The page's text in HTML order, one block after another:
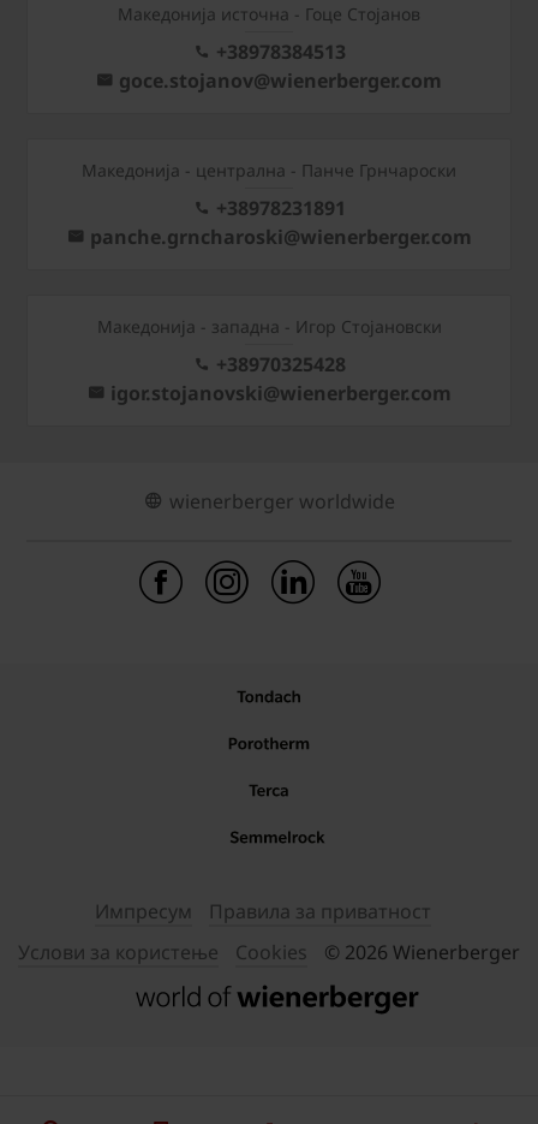
Македонија источна - Гоце Стојанов
+38978384513
goce.stojanov@wienerberger.com
Mакедонија - централна - Панче Грнчароски
+38978231891
panche.grncharoski@wienerberger.com
Mакедонија - западна - Игор Стојановски
+38970325428
igor.stojanovski@wienerberger.com
wienerberger worldwide
Импресум
Правила за приватност
Услови за користење
Cookies © 2026 Wienerberger